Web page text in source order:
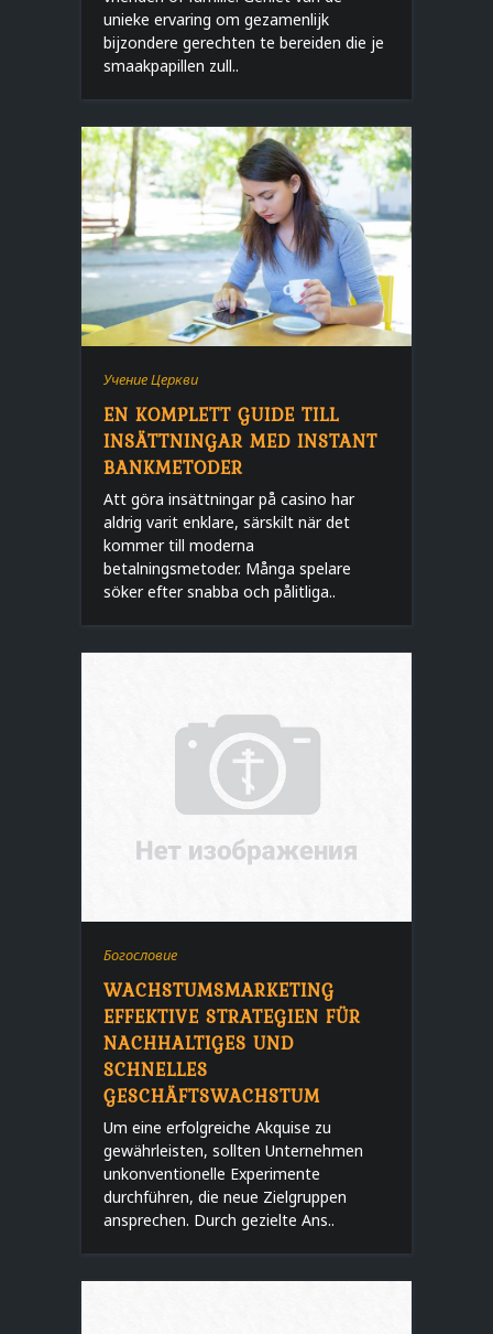
unieke ervaring om gezamenlijk
bijzondere gerechten te bereiden die je
smaakpapillen zull..
Учение Церкви
EN KOMPLETT GUIDE TILL
INSÄTTNINGAR MED INSTANT
BANKMETODER
Att göra insättningar på casino har
aldrig varit enklare, särskilt när det
kommer till moderna
betalningsmetoder. Många spelare
söker efter snabba och pålitliga..
Богословие
WACHSTUMSMARKETING
EFFEKTIVE STRATEGIEN FÜR
NACHHALTIGES UND
SCHNELLES
GESCHÄFTSWACHSTUM
Um eine erfolgreiche Akquise zu
gewährleisten, sollten Unternehmen
unkonventionelle Experimente
durchführen, die neue Zielgruppen
ansprechen. Durch gezielte Ans..